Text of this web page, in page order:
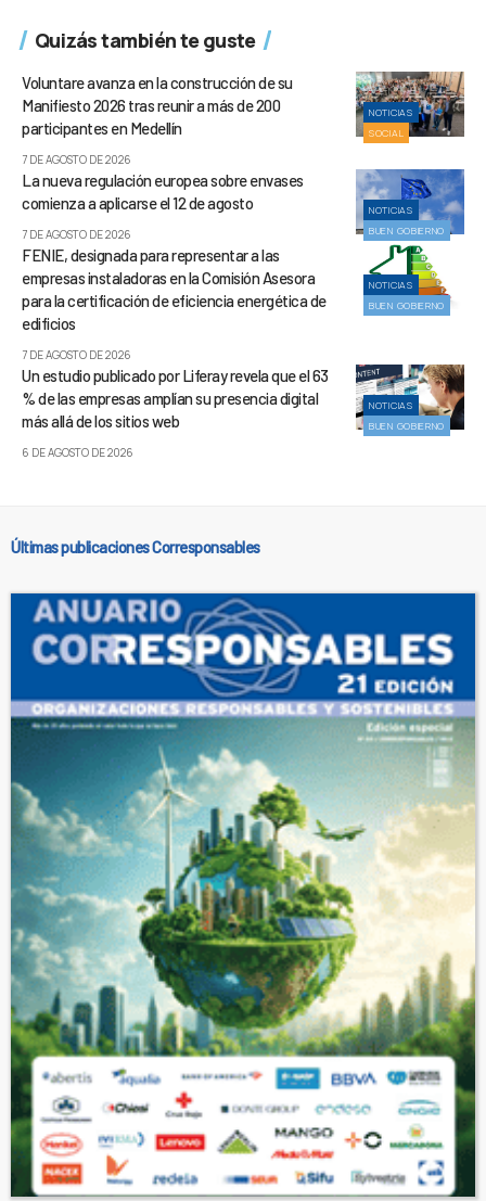
Quizás también te guste
NOTICIAS
SOCIAL
Voluntare avanza en la construcción de su
Manifiesto 2026 tras reunir a más de 200
participantes en Medellín
7 DE AGOSTO DE 2026
NOTICIAS
BUEN GOBIERNO
La nueva regulación europea sobre envases
comienza a aplicarse el 12 de agosto
7 DE AGOSTO DE 2026
NOTICIAS
BUEN GOBIERNO
FENIE, designada para representar a las
empresas instaladoras en la Comisión Asesora
para la certificación de eficiencia energética de
edificios
7 DE AGOSTO DE 2026
NOTICIAS
BUEN GOBIERNO
Un estudio publicado por Liferay revela que el 63
% de las empresas amplían su presencia digital
más allá de los sitios web
6 DE AGOSTO DE 2026
Últimas publicaciones Corresponsables